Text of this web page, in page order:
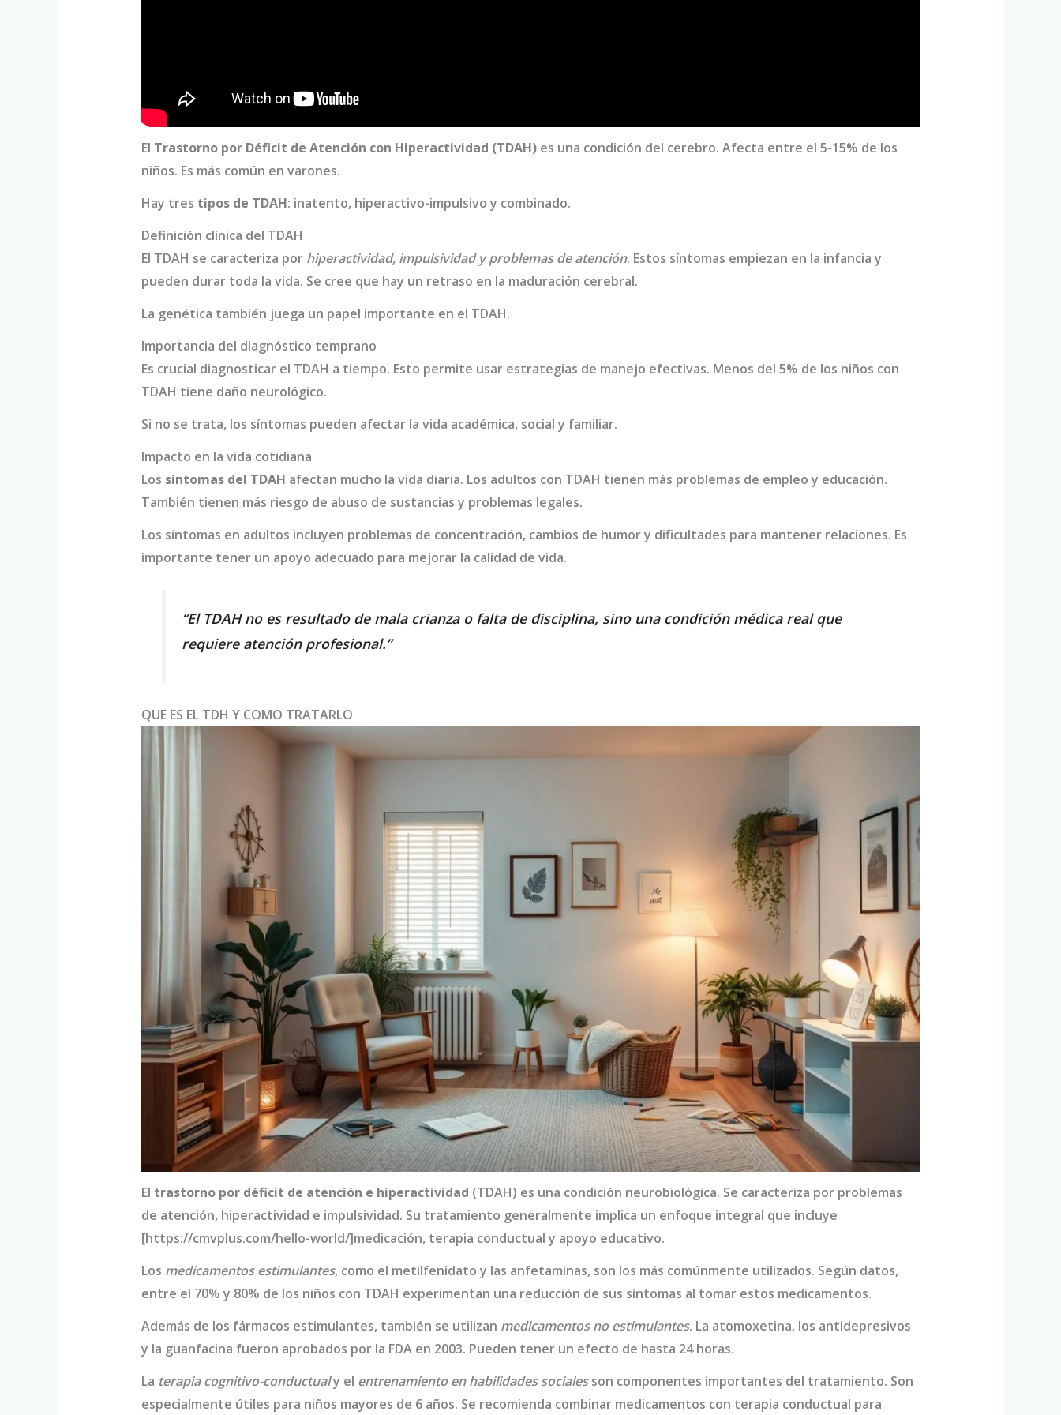
El Trastorno por Déficit de Atención con Hiperactividad (TDAH)es una condición del cerebro. Afecta entre el 5-15% de los
niños. Es más común en varones.
Hay tres tipos de TDAH: inatento, hiperactivo-impulsivo y combinado.
Definición clínica del TDAH
El TDAH se caracteriza por hiperactividad, impulsividad y problemas de atención. Estos síntomas empiezan en la infancia y
pueden durar toda la vida. Se cree que hay un retraso en la maduración cerebral.
La genética también juega un papel importante en el TDAH.
Importancia del diagnóstico temprano
Es crucial diagnosticar el TDAH a tiempo. Esto permite usar estrategias de manejo efectivas. Menos del 5% de los niños con
TDAH tiene daño neurológico.
Si no se trata, los síntomas pueden afectar la vida académica, social y familiar.
Impacto en la vida cotidiana
Los síntomas del TDAH afectan mucho la vida diaria. Los adultos con TDAH tienen más problemas de empleo y educación.
También tienen más riesgo de abuso de sustancias y problemas legales.
Los síntomas en adultos incluyen problemas de concentración, cambios de humor y dificultades para mantener relaciones. Es
importante tener un apoyo adecuado para mejorar la calidad de vida.
“El TDAH no es resultado de mala crianza o falta de disciplina, sino una condición médica real que
requiere atención profesional.”
QUE ES EL TDH Y COMO TRATARLO
El trastorno por déficit de atención e hiperactividad (TDAH) es una condición neurobiológica. Se caracteriza por problemas
de atención, hiperactividad e impulsividad. Su tratamiento generalmente implica un enfoque integral que incluye
[https://cmvplus.com/hello-world/]medicación, terapia conductual y apoyo educativo.
Los medicamentos estimulantes, como el metilfenidato y las anfetaminas, son los más comúnmente utilizados. Según datos,
entre el 70% y 80% de los niños con TDAH experimentan una reducción de sus síntomas al tomar estos medicamentos.
Además de los fármacos estimulantes, también se utilizan medicamentos no estimulantes. La atomoxetina, los antidepresivos
y la guanfacina fueron aprobados por la FDA en 2003. Pueden tener un efecto de hasta 24 horas.
La terapia cognitivo-conductualy el entrenamiento en habilidades socialesson componentes importantes del tratamiento. Son
especialmente útiles para niños mayores de 6 años. Se recomienda combinar medicamentos con terapia conductual para